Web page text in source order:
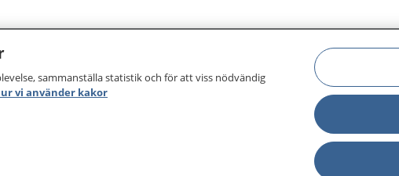
Other languages
sammanställa statistik och för att viss nödvändig
vi använder kakor